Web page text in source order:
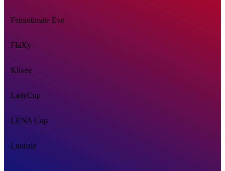
Femintimate Eve
FluXy
Klivee
LadyCup
LENA Cup
Luneale